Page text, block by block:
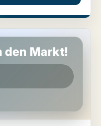
Niederösterreich
den Markt!